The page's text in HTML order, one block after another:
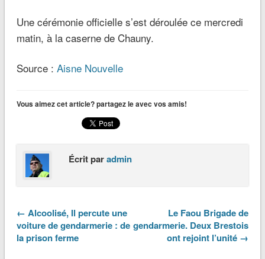
Une cérémonie officielle s’est déroulée ce mercredi
matin, à la caserne de Chauny.
Source : Aisne Nouvelle
Vous aimez cet article? partagez le avec vos amis!
Écrit paradmin
← Alcoolisé, Il percute une
voiture de gendarmerie : de
la prison ferme
Le Faou Brigade de
gendarmerie. Deux Brestois
ont rejoint l’unité →